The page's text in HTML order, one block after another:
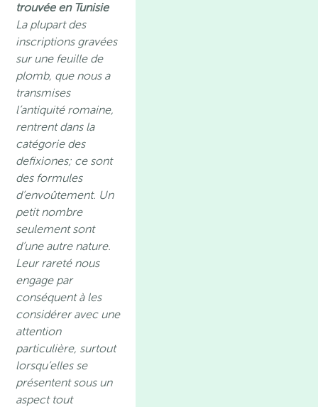
trouvée en Tunisie
La plupart des
inscriptions gravées
sur une feuille de
plomb, que nous a
transmises
l’antiquité romaine,
rentrent dans la
catégorie des
defixiones; ce sont
des formules
d’envoûtement. Un
petit nombre
seulement sont
d’une autre nature.
Leur rareté nous
engage par
conséquent à les
considérer avec une
attention
particulière, surtout
lorsqu’elles se
présentent sous un
aspect tout